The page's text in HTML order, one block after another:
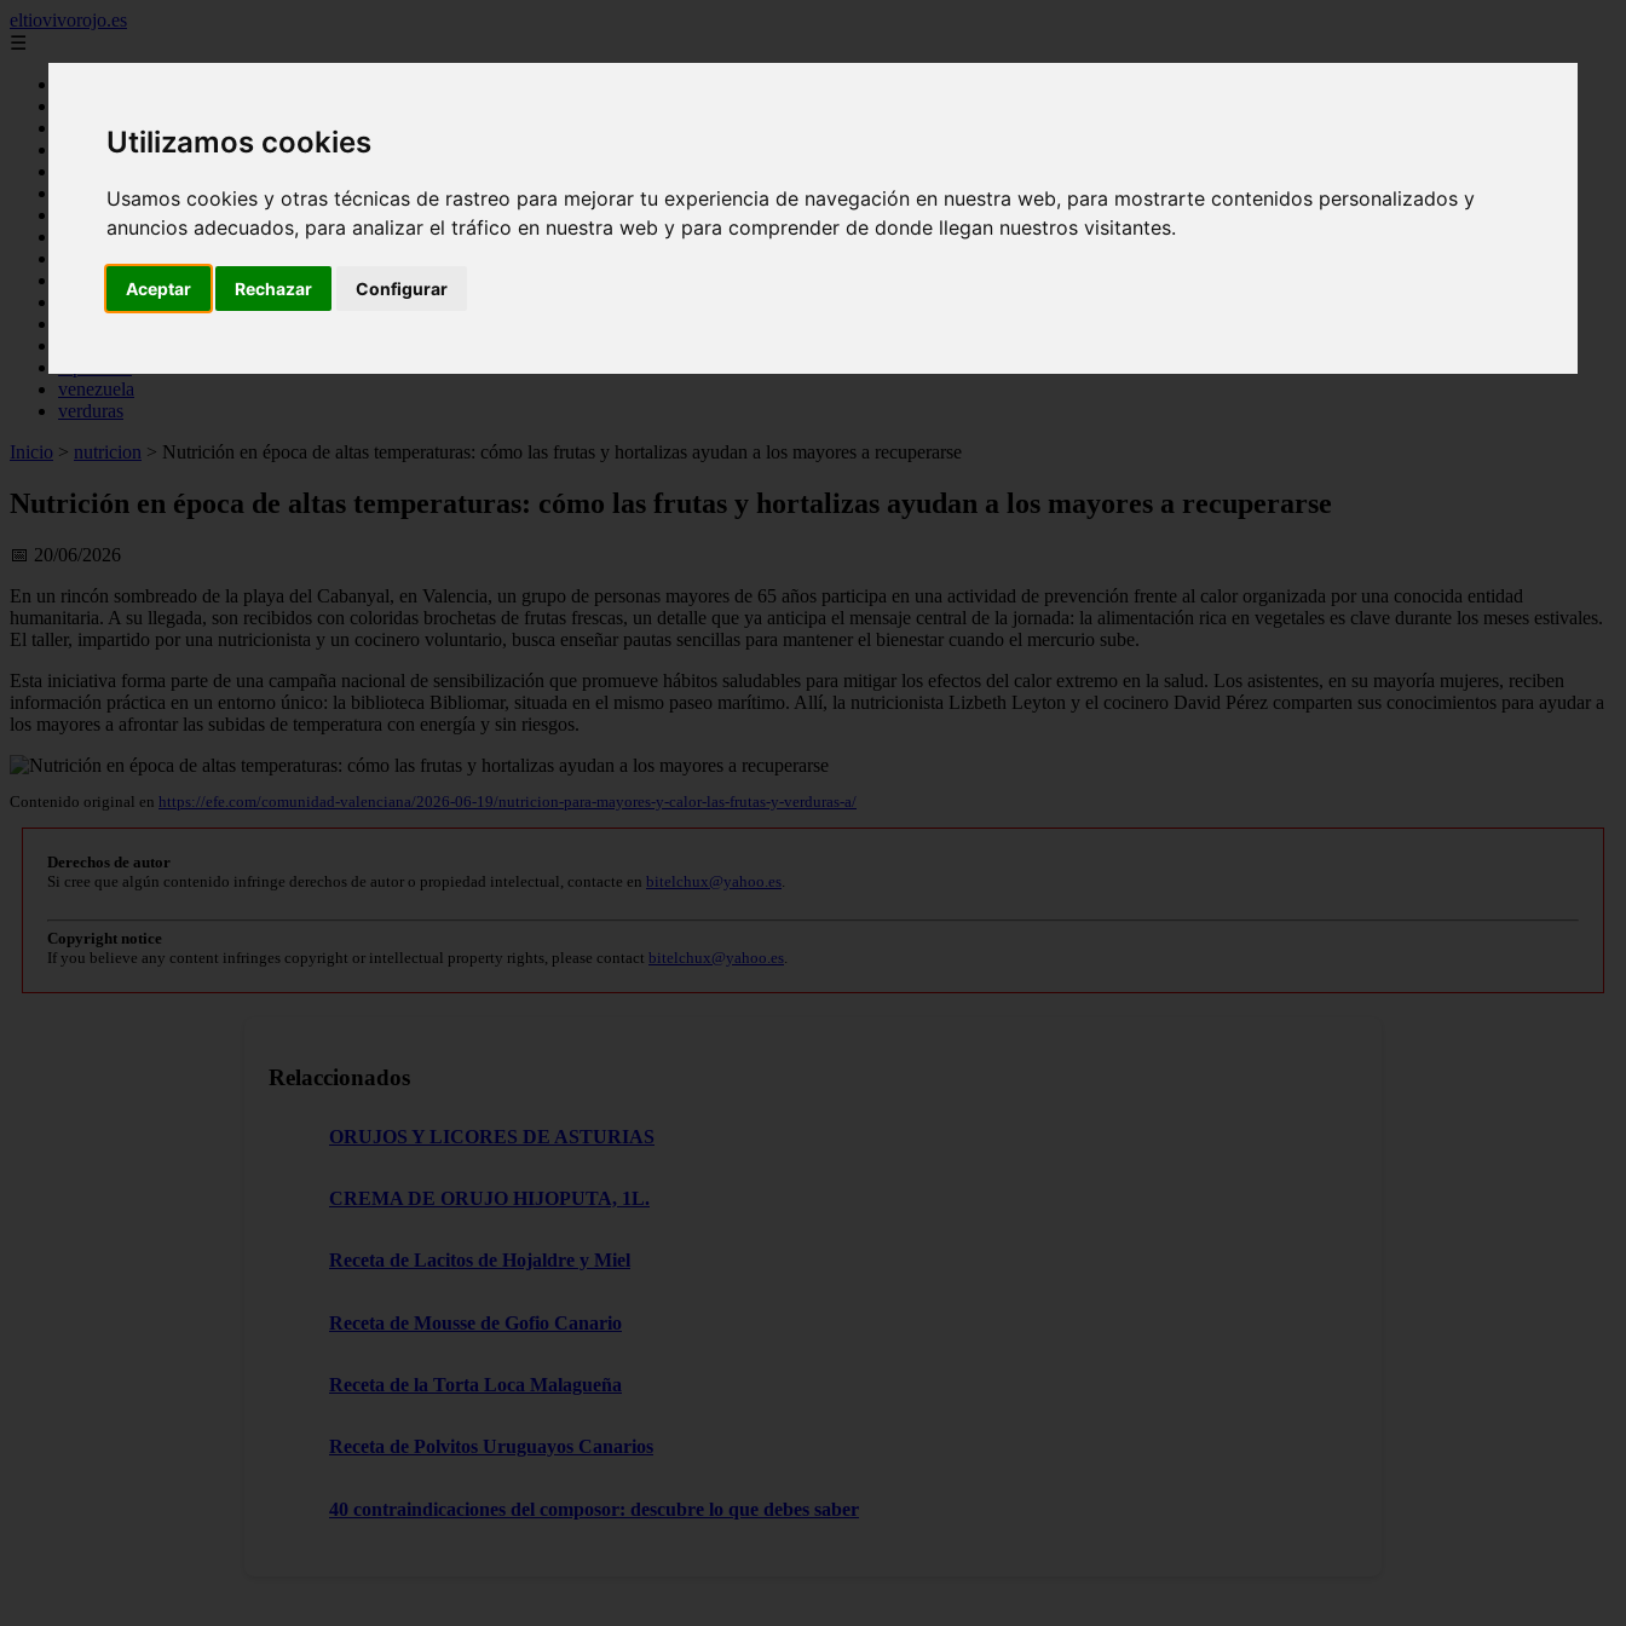
Utilizamos cookies
Usamos cookies y otras técnicas de rastreo para mejorar tu experiencia de navegación en nuestra web, para mostrarte contenidos personalizados y
anuncios adecuados, para analizar el tráfico en nuestra web y para comprender de donde llegan nuestros visitantes.
Aceptar Rechazar Configurar
eltiovivorojo.es
☰
espana
venezuela
verduras
Inicio > nutricion > Nutrición en época de altas temperaturas: cómo las frutas y hortalizas ayudan a los mayores a recuperarse
Nutrición en época de altas temperaturas: cómo las frutas y hortalizas ayudan a los mayores a recuperarse
📅 20/06/2026
En un rincón sombreado de la playa del Cabanyal, en Valencia, un grupo de personas mayores de 65 años participa en una actividad de prevención frente al calor organizada por una conocida entidad
humanitaria. A su llegada, son recibidos con coloridas brochetas de frutas frescas, un detalle que ya anticipa el mensaje central de la jornada: la alimentación rica en vegetales es clave durante los meses estivales.
El taller, impartido por una nutricionista y un cocinero voluntario, busca enseñar pautas sencillas para mantener el bienestar cuando el mercurio sube.
Esta iniciativa forma parte de una campaña nacional de sensibilización que promueve hábitos saludables para mitigar los efectos del calor extremo en la salud. Los asistentes, en su mayoría mujeres, reciben
información práctica en un entorno único: la biblioteca Bibliomar, situada en el mismo paseo marítimo. Allí, la nutricionista Lizbeth Leyton y el cocinero David Pérez comparten sus conocimientos para ayudar a
los mayores a afrontar las subidas de temperatura con energía y sin riesgos.
Contenido original en https://efe.com/comunidad-valenciana/2026-06-19/nutricion-para-mayores-y-calor-las-frutas-y-verduras-a/
Derechos de autor
Si cree que algún contenido infringe derechos de autor o propiedad intelectual, contacte en bitelchux@yahoo.es.
Copyright notice
If you believe any content infringes copyright or intellectual property rights, please contact bitelchux@yahoo.es.
Relaccionados
ORUJOS Y LICORES DE ASTURIAS
CREMA DE ORUJO HIJOPUTA, 1L.
Receta de Lacitos de Hojaldre y Miel
Receta de Mousse de Gofio Canario
Receta de la Torta Loca Malagueña
Receta de Polvitos Uruguayos Canarios
40 contraindicaciones del composor: descubre lo que debes saber